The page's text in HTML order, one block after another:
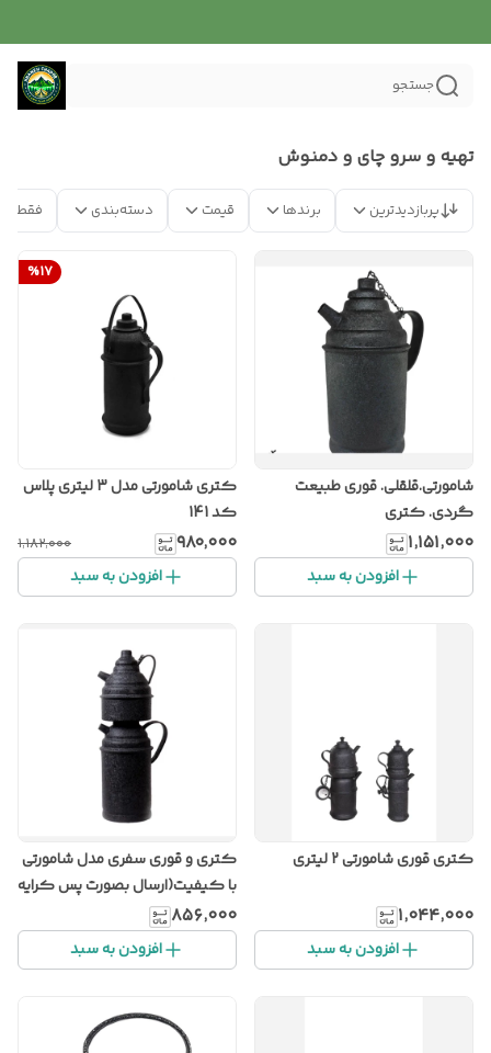
جستجو
تهیه و سرو چای و دمنوش
پربازدیدترین برندها قیمت دسته‌بندی فقط
شامورتی.قلقلی. قوری طبیعت
گردی. کتری
۱٬۱۵۱٬۰۰۰
افزودن به سبد
%17
کتری شامورتی مدل 3 لیتری پلاس
کد 141
۹۸۰٬۰۰۰ ۱٬۱۸۲٬۰۰۰
افزودن به سبد
کتری قوری شامورتی 2 لیتری
۱٬۰۴۴٬۰۰۰
افزودن به سبد
کتری و قوری سفری مدل شامورتی
با کیفیت(ارسال بصورت پس کرایه
)
۸۵۶٬۰۰۰
افزودن به سبد